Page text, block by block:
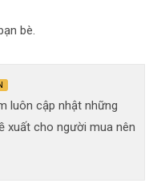
bè.
luôn cập nhật những
xuất cho người mua nên